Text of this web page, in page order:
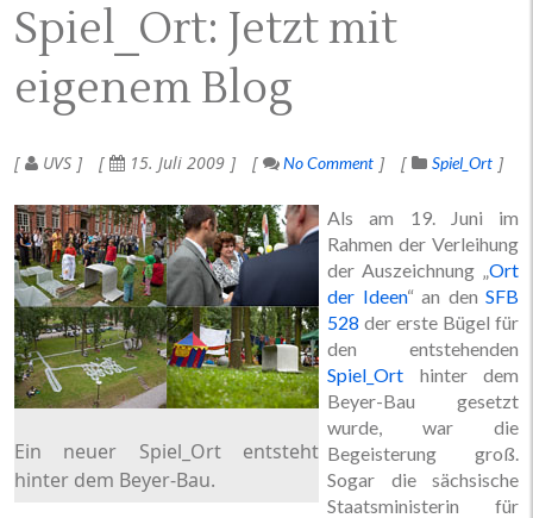
Spiel_Ort: Jetzt mit
eigenem Blog
UVS 15. Juli 2009 No Comment Spiel_Ort
Ein neuer Spiel_Ort entsteht
hinter dem Beyer-Bau.
Als am 19. Juni im
Rahmen der Verleihung
der Auszeichnung „Ort
der Ideen“ an den SFB
528 der erste Bügel für
den entstehenden
Spiel_Ort hinter dem
Beyer-Bau gesetzt
wurde, war die
Begeisterung groß.
Sogar die sächsische
Staatsministerin für